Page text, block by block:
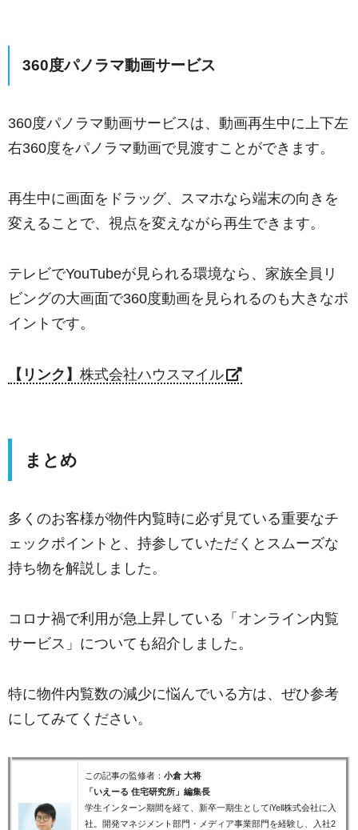
360度パノラマ動画サービス
360度パノラマ動画サービスは、動画再生中に上下左
右360度をパノラマ動画で見渡すことができます。
再生中に画面をドラッグ、スマホなら端末の向きを
変えることで、視点を変えながら再生できます。
テレビでYouTubeが見られる環境なら、家族全員リ
ビングの大画面で360度動画を見られるのも大きなポ
イントです。
【リンク】 株式会社ハウスマイル
まとめ
多くのお客様が物件内覧時に必ず見ている重要なチ
ェックポイントと、持参していただくとスムーズな
持ち物を解説しました。
コロナ禍で利用が急上昇している「オンライン内覧
サービス」についても紹介しました。
特に物件内覧数の減少に悩んでいる方は、ぜひ参考
にしてみてください。
この記事の監修者： 小倉 大将
「いえーる 住宅研究所」編集長
学生インターン期間を経て、新卒一期生としてiYell株式会社に入
社。開発マネジメント部門・メディア事業部門を経験し、入社2